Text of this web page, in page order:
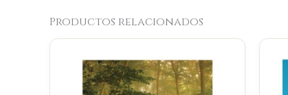
Productos relacionados